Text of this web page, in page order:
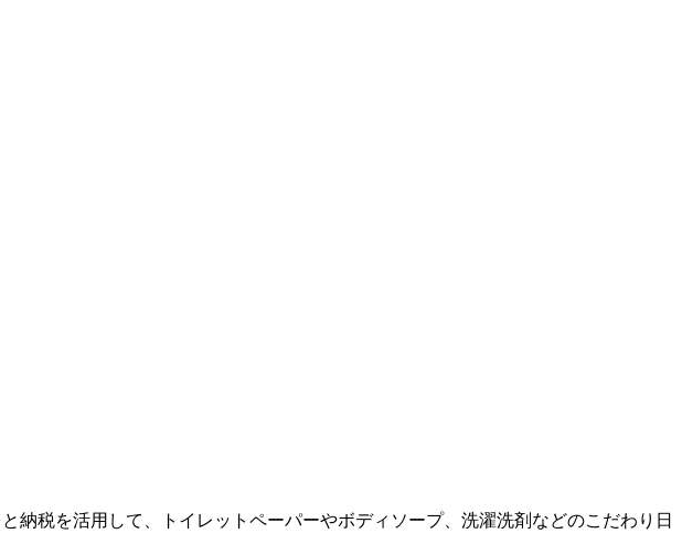
納税を活用して、トイレットペーパーやボディソープ、洗濯洗剤などのこだわり日